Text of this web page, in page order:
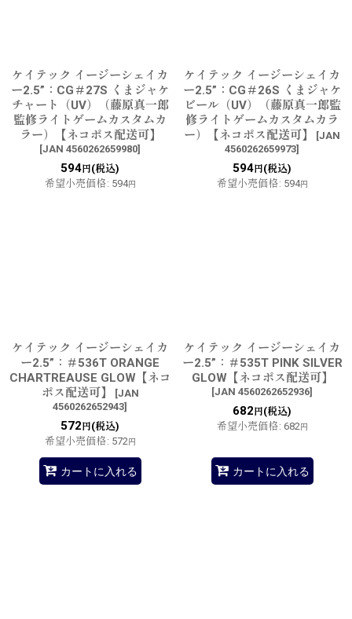
ケイテック イージーシェイカ
ー2.5”：CG＃27S くまジャケ
チャート（UV）（藤原真一郎
監修ライトゲームカスタムカ
ラー）【ネコポス配送可】
[JAN 4560262659980]
594 円(税込)
希望小売価格: 594円
ケイテック イージーシェイカ
ー2.5”：CG＃26S くまジャケ
ビール（UV）（藤原真一郎監
修ライトゲームカスタムカラ
ー）【ネコポス配送可】
[JAN
4560262659973]
594 円(税込)
希望小売価格: 594円
ケイテック イージーシェイカ
ー2.5”：＃536T ORANGE
CHARTREAUSE GLOW【ネコ
ポス配送可】
[JAN
4560262652943]
572 円(税込)
希望小売価格: 572 円
カートに入れる
ケイテック イージーシェイカ
ー2.5”：＃535T PINK SILVER
GLOW【ネコポス配送可】
[JAN 4560262652936]
682 円(税込)
希望小売価格: 682 円
カートに入れる